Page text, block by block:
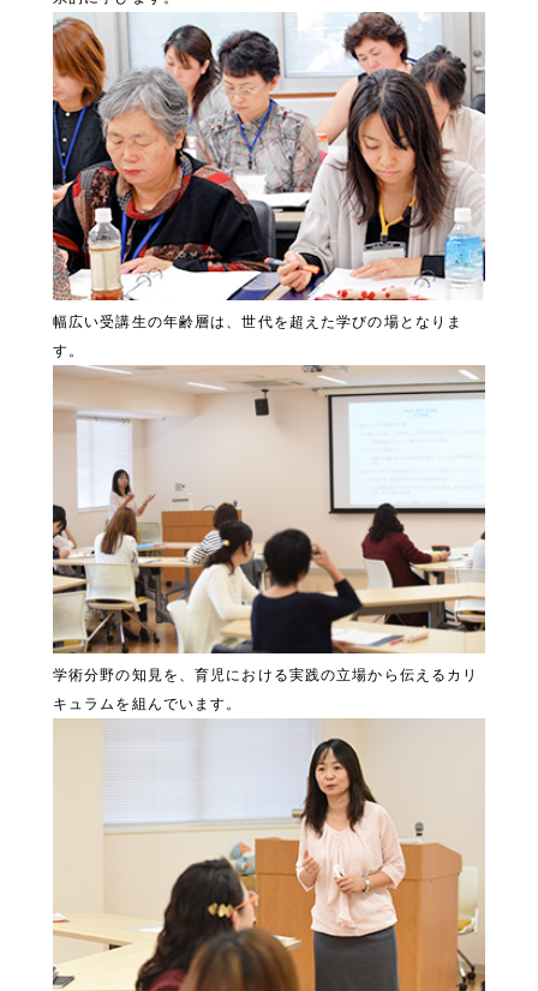
幅広い受講生の年齢層は、世代を超えた学びの場となりま
す。
学術分野の知見を、育児における実践の立場から伝えるカリ
キュラムを組んでいます。